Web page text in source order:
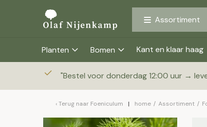
Assortiment
Planten Bomen Kant en klaar haag
"Bestel voor donderdag 12:00 uur →
Terug naar Foeniculum home / Assortiment /